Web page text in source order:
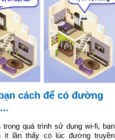
trong quá trình sử dụng wi-fi, bạn
ít lần thấy có lúc đường truyền